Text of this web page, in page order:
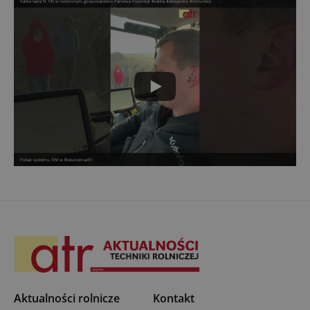
Pokaz systemu TIM w Braszowicach!
Aktualności rolnicze
Kontakt